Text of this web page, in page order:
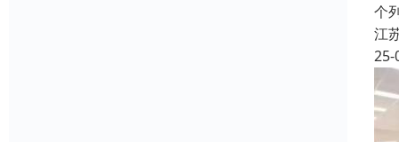
个
江
25-